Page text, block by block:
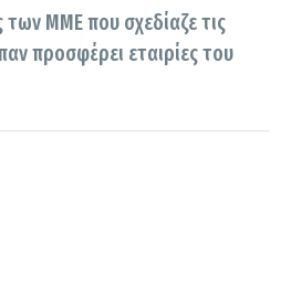
των ΜΜΕ που σχεδίαζε τις
προσφέρει εταιρίες του